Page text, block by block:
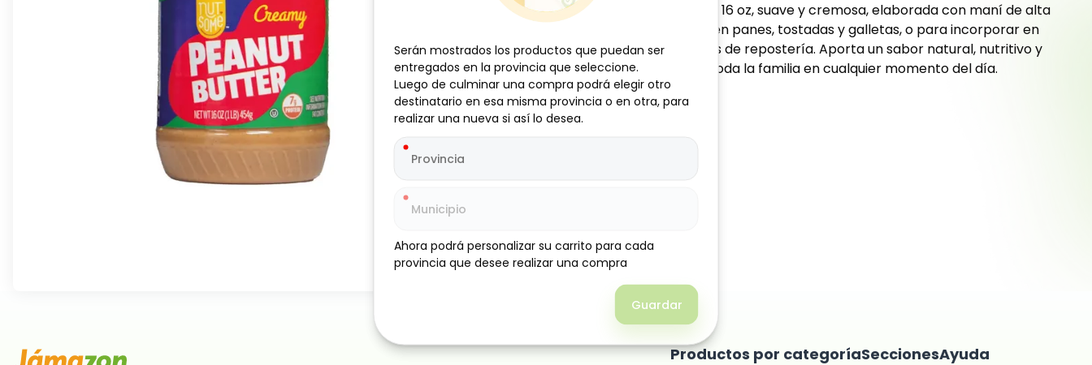
Crema de maní Nutsome, 16 oz, suave y cremosa, elaborada con maní de alta
calidad. Ideal para untar en panes, tostadas y galletas, o para incorporar en
postres, batidos y recetas de repostería. Aporta un sabor natural, nutritivo y
delicioso, perfecto para toda la familia en cualquier momento del día.
Productos por categoríaSeccionesAyuda
Serán mostrados los productos que puedan ser
entregados en la provincia que seleccione.
Luego de culminar una compra podrá elegir otro
destinatario en esa misma provincia o en otra, para
realizar una nueva si así lo desea.
Ahora podrá personalizar su carrito para cada
provincia que desee realizar una compra
Guardar
Serán mostrados los productos que puedan ser
entregados en la provincia que seleccione.
Luego de culminar una compra podrá elegir otro
destinatario en esa misma provincia o en otra, para
realizar una nueva si así lo desea.
Ahora podrá personalizar su carrito para cada
provincia que desee realizar una compra
Guardar